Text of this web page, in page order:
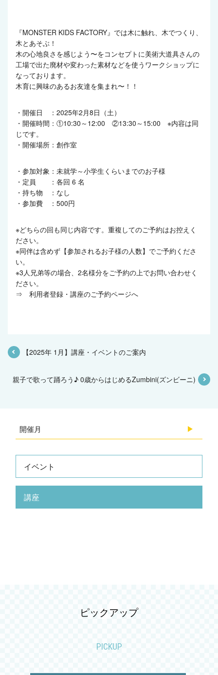
開催月
2026.07
2026.06
イベント
講座
『MONSTER KIDS FACTORY』では木に触れ、木でつくり、
木とあそぶ！
木の心地良さを感じよう〜をコンセプトに美術大道具さんの
工場で出た廃材や変わった素材などを使うワークショップに
なっております。
木育に興味のあるお友達を集まれ〜！！
・開催日 ：2025年2月8日（土）
・開催時間：①10:30～12:00 ②13:30～15:00 ※内容は同
じです。
・開催場所：創作室
・参加対象：未就学～小学生くらいまでのお子様
・定員 ：各回 6 名
・持ち物 ：なし
・参加費 ：500円
※どちらの回も同じ内容です。重複してのご予約はお控えく
ださい。
※同伴は含めず【参加されるお子様の人数】でご予約くださ
い。
※3人兄弟等の場合、2名様分をご予約の上でお問い合わせく
ださい。
⇒ 利用者登録・講座のご予約ページへ
【2025年 1月】講座・イベントのご案内
親子で歌って踊ろう♪ 0歳からはじめるZumbini(ズンビーニ)
ピックアップ
PICKUP